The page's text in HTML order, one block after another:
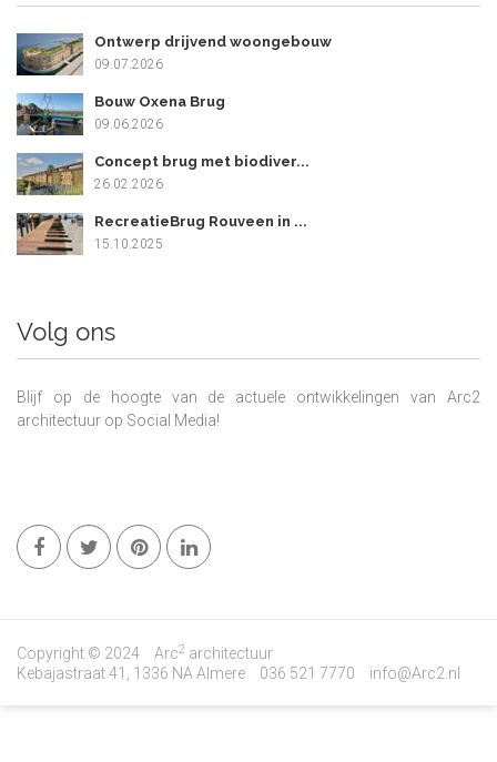
Ontwerp drijvend woongebouw
09.07.2026
Bouw Oxena Brug
09.06.2026
Concept brug met biodiver...
26.02.2026
RecreatieBrug Rouveen in ...
15.10.2025
Volg ons
Blijf op de hoogte van de actuele ontwikkelingen van Arc2
architectuur op Social Media!
Copyright © 2024 Arc2 architectuur
Kebajastraat 41, 1336 NA Almere
036 521 7770 info@Arc2.nl